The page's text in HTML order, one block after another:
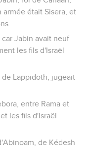
était Sisera, et
Jabin avait neuf
les fils d'Israël
de Lappidoth, jugeait
entre Rama et
les fils d'Israël
de Kédesh